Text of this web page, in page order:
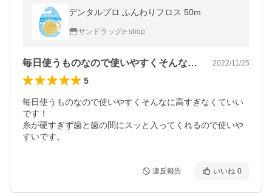
デンタルプロ ふんわりフロス 50m
サンドラッグe-shop
毎日使うものなので使いやすくそんなに高… 2022/11/25
5
毎日使うものなので使いやすくそんなに高すぎなくていい
です！
糸が硬すぎず歯と歯の間にスッと入ってくれるので使いや
すいです。
違反報告 いいね 0